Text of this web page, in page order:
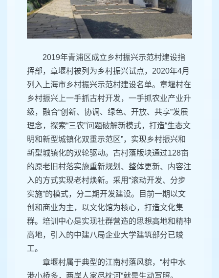
2019年青浦区成立乡村振兴示范村建设指
挥部，章堰村被列为乡村振兴试点，2020年4月
列入上海市乡村振兴示范村建设名单。章堰村在
乡村振兴上一手抓古村开发，一手抓农业产业升
级，融合“创新、协调、绿色、开放、共享”发展
理念，探索“三农”问题破解新模式，打造“生态文
明和新型城镇化双重示范区”，实现乡村振兴和
新型城镇化的双轮驱动。古村落版块通过128亩
的原老旧村落实施重新规划、整体更新、内容注
入的方式实现老村焕新。采用“滚动开发、分步
实施”的模式，分二期开发建设。目前一期以文
创和商业为主，以文化馆为核心，打造文化集
群。培训中心是实现社群营造的思想高地和精神
高地，引入的中建八局企业大学建筑部分已竣
工。
章堰村属于典型的江南村落风貌，“村中水
港小桥多，两岸人家尽枕河”就是生动写照。